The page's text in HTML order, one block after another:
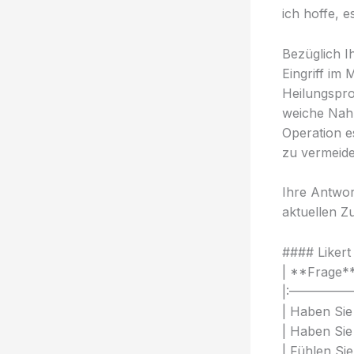
ich hoffe,
Bezüglich
Eingriff im
weiche
Operation
zu
Ihre
aktuellen
#### Likert
|
| Haben
| Haben
| Fühlen